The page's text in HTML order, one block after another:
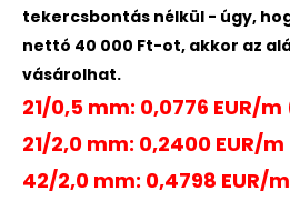
tekercsbontás nélkül - úgy,
nettó 40 000 Ft-ot, akkor az
vásárolhat.
21/0,5 mm: 0,0776 EUR/
21/2,0 mm: 0,2400 EUR/
42/2,0 mm: 0,4798 EUR/